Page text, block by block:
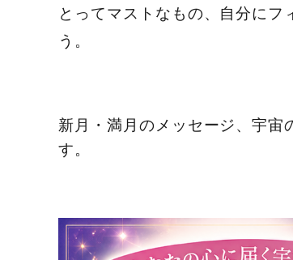
とってマストなもの、自分に
う。
新月・満月のメッセージ、宇宙
す。